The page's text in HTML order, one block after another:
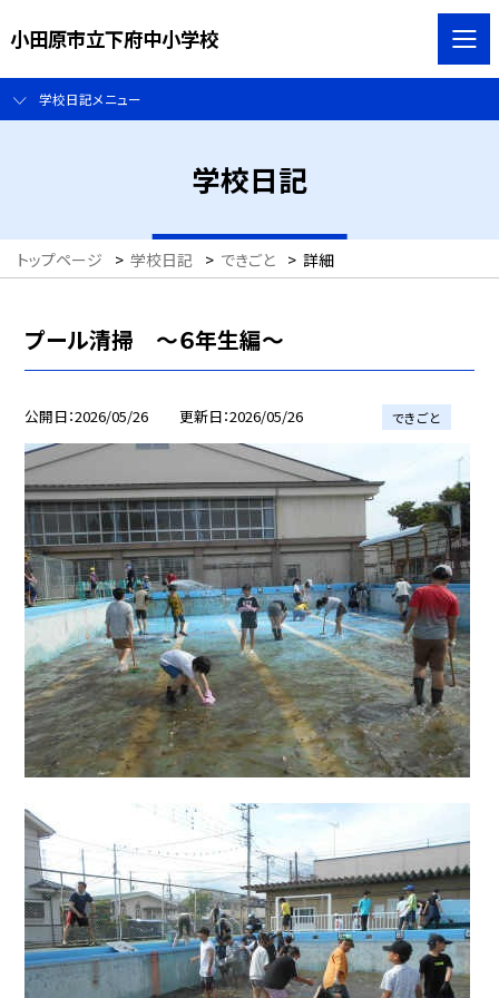
小田原市立下府中小学校
学校日記メニュー
学校日記
トップページ > 学校日記 > できごと > 詳細
プール清掃 ～６年生編～
公開日 2026/05/26 更新日 2026/05/26 できごと